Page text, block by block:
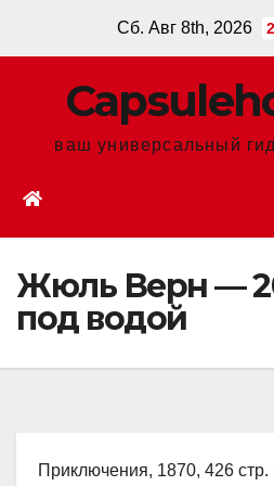
Сб. Авг 8th, 2026
ваш универсальный
Жюль Верн —
под водой
Приключения, 1870, 426